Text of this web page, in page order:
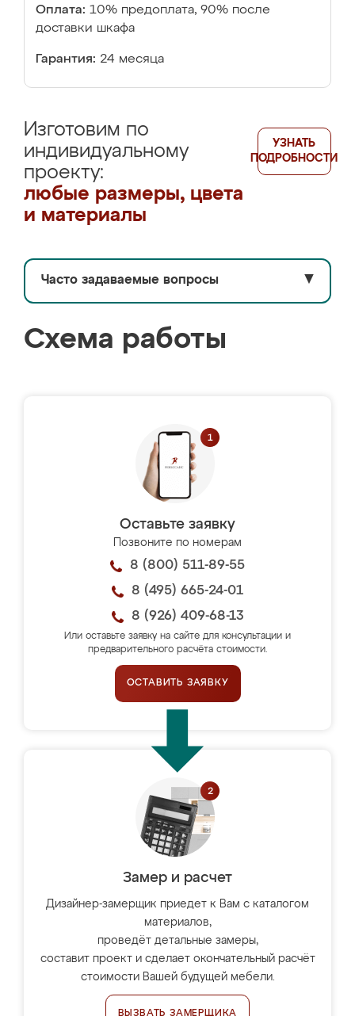
Оплата: 10% предоплата, 90% после
доставки шкафа
Гарантия: 24 месяца
Изготовим по
индивидуальному
проекту:
любые размеры, цвета
и материалы
УЗНАТЬ
ПОДРОБНОСТИ
Часто задаваемые вопросы ▼
Схема работы
Оставьте заявку
Позвоните по номерам
8 (800) 511-89-55
8 (495) 665-24-01
8 (926) 409-68-13
Или оставьте заявку на сайте для консультации и
предварительного расчёта стоимости.
ОСТАВИТЬ ЗАЯВКУ
Замер и расчет
Дизайнер-замерщик приедет к Вам с каталогом
материалов,
проведёт детальные замеры,
составит проект и сделает окончательный расчёт
стоимости Вашей будущей мебели.
ВЫЗВАТЬ ЗАМЕРЩИКА